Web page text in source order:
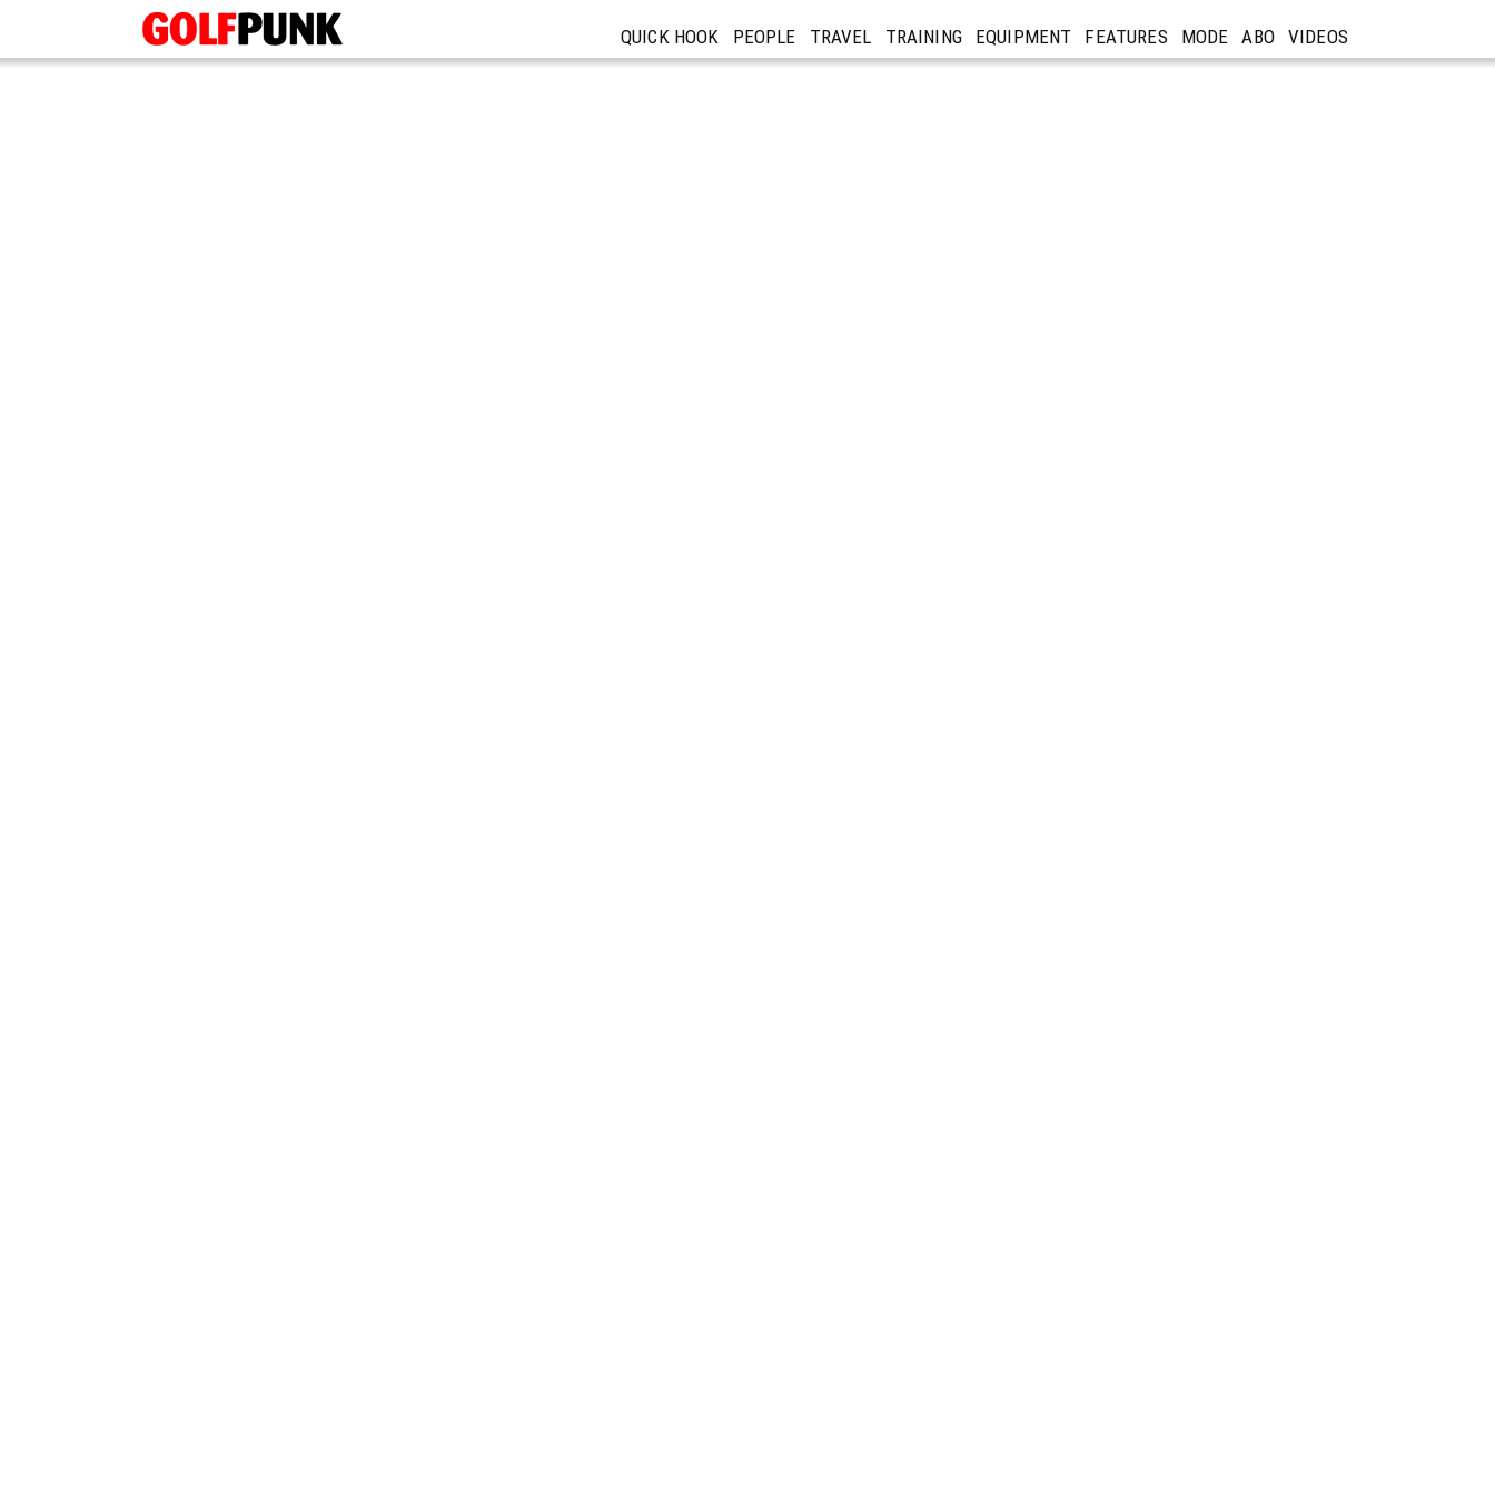
QUICK HOOK PEOPLE TRAVEL TRAINING EQUIPMENT FEATURES MODE ABO VIDEOS